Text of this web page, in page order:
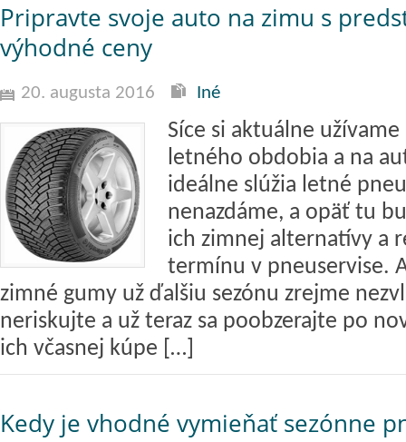
Pripravte svoje auto na zimu s
výhodné ceny
20. augusta 2016 Iné
Síce si aktuálne
letného obdobia a na
ideálne slúžia letné
nenazdáme, a opäť tu
ich zimnej alternatívy a
termínu v pneuservise.
zimné gumy už ďalšiu sezónu zrejme
neriskujte a už teraz sa poobzerajte po
ich včasnej kúpe […]
Kedy je vhodné vymieňať sezónne